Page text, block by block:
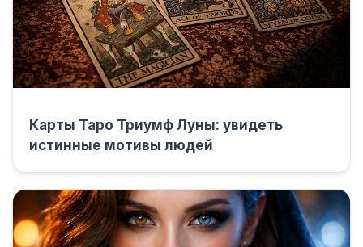
Карты Таро Триумф Луны: увидеть
истинные мотивы людей